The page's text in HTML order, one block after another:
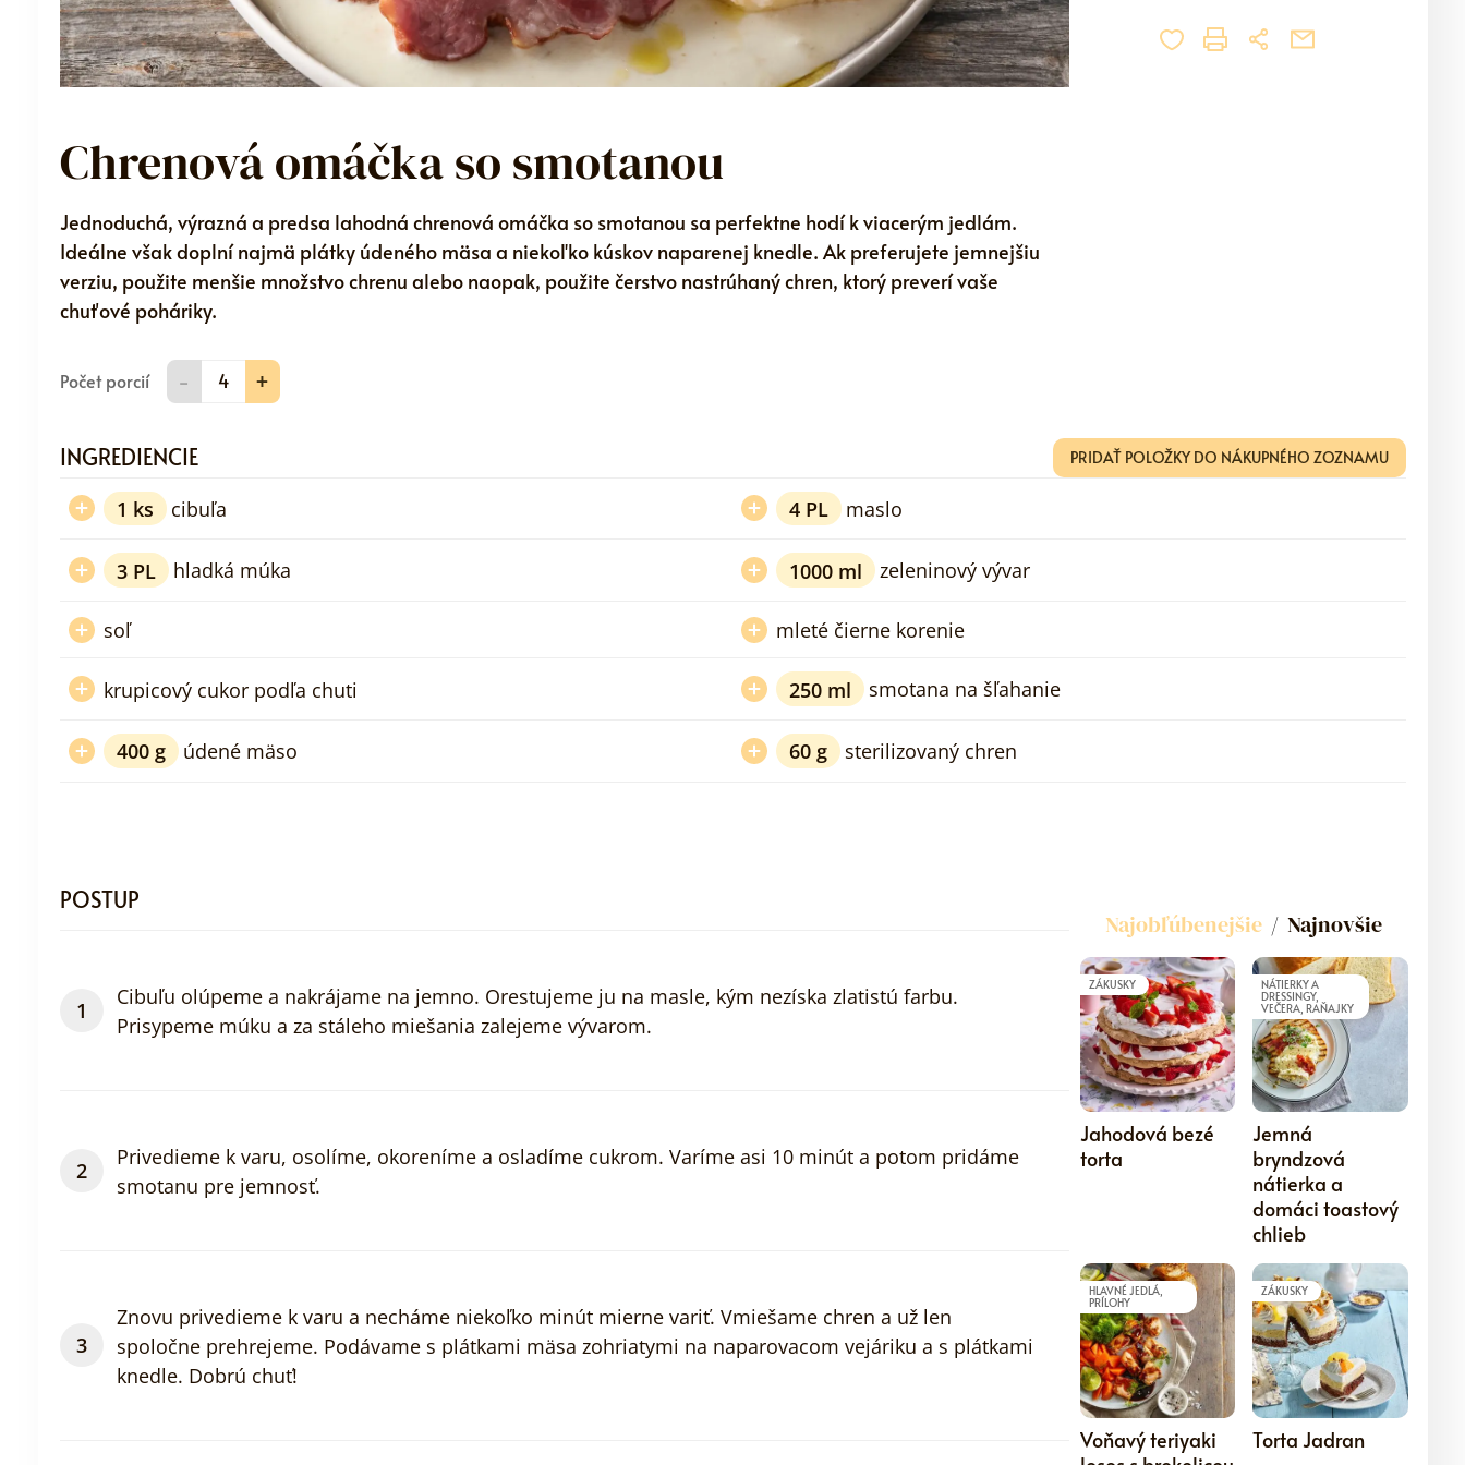
Chrenová omáčka so smotanou
Jednoduchá, výrazná a predsa lahodná chrenová omáčka so smotanou sa perfektne hodí k viacerým jedlám.
Ideálne však doplní najmä plátky údeného mäsa a niekoľko kúskov naparenej knedle. Ak preferujete jemnejšiu
verziu, použite menšie množstvo chrenu alebo naopak, použite čerstvo nastrúhaný chren, ktorý preverí vaše
chuťové poháriky.
Počet porcií - +
INGREDIENCIE PRIDAŤ POLOŽKY DO NÁKUPNÉHO ZOZNAMU
1 ks cibuľa 4 PL maslo
3PL hladká múka 1000 ml zeleninový vývar
soľ mleté čierne korenie
krupicový cukor podľa chuti 250 ml smotana na šľahanie
400g údené mäso 60 g sterilizovaný chren
POSTUP
Cibuľu olúpeme a nakrájame na jemno. Orestujeme ju na masle, kým nezíska zlatistú farbu.
Prisypeme múku a za stáleho miešania zalejeme vývarom.
Privedieme k varu, osolíme, okoreníme a osladíme cukrom. Varíme asi 10 minút a potom pridáme
smotanu pre jemnosť.
Znovu privedieme k varu a necháme niekoľko minút mierne variť. Vmiešame chren a už len
spoločne prehrejeme. Podávame s plátkami mäsa zohriatymi na naparovacom vejáriku a s plátkami
knedle. Dobrú chuť!
Najobľúbenejšie Najnovšie
ZÁKUSKY
5
Jahodová bezé
torta
NÁTIERKY A
DRESSINGY,
VEČERA, RAŇAJKY
Jemná
bryndzová
nátierka a
domáci toastový
chlieb
HLAVNÉ JEDLÁ,
PRÍLOHY
5
Voňavý teriyaki
ZÁKUSKY
Torta Jadran